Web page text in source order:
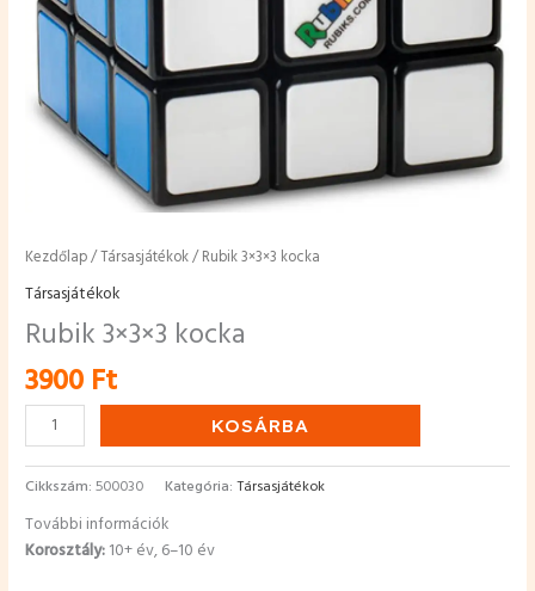
Kezdőlap/Társasjátékok/ Rubik 3×3×3 kocka
Társasjátékok
Rubik 3×3×3 kocka
3900 Ft
KOSÁRBA
Cikkszám:500030 Kategória:Társasjátékok
További információk
Korosztály:10+ év, 6–10 év